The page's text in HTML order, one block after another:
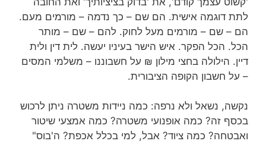
לתת דוגמה אישית. הם שם – כך נדמה – מורמים מעם.
הם – שם – מורמים מעל לחוק. להם – שם – מותר
הכל. הכל הפקר. איש הישר בעיניו יעשה. לית דין ולית
דיין. הילולה בחצי מילון ₪ על חשבוננו – משלמי המסים
– על חשבון הקופה הציבורית.
נקשה, נשאל ולא נרפה: כמה ניידות משטרה ניתן לרכוש
בכסף זה? כמה אופנועי משטרה? כמה אמצעי שיטור
ואבטחה? כמה ציוד? אבל, למי בכלל אכפת? ה'בוס"